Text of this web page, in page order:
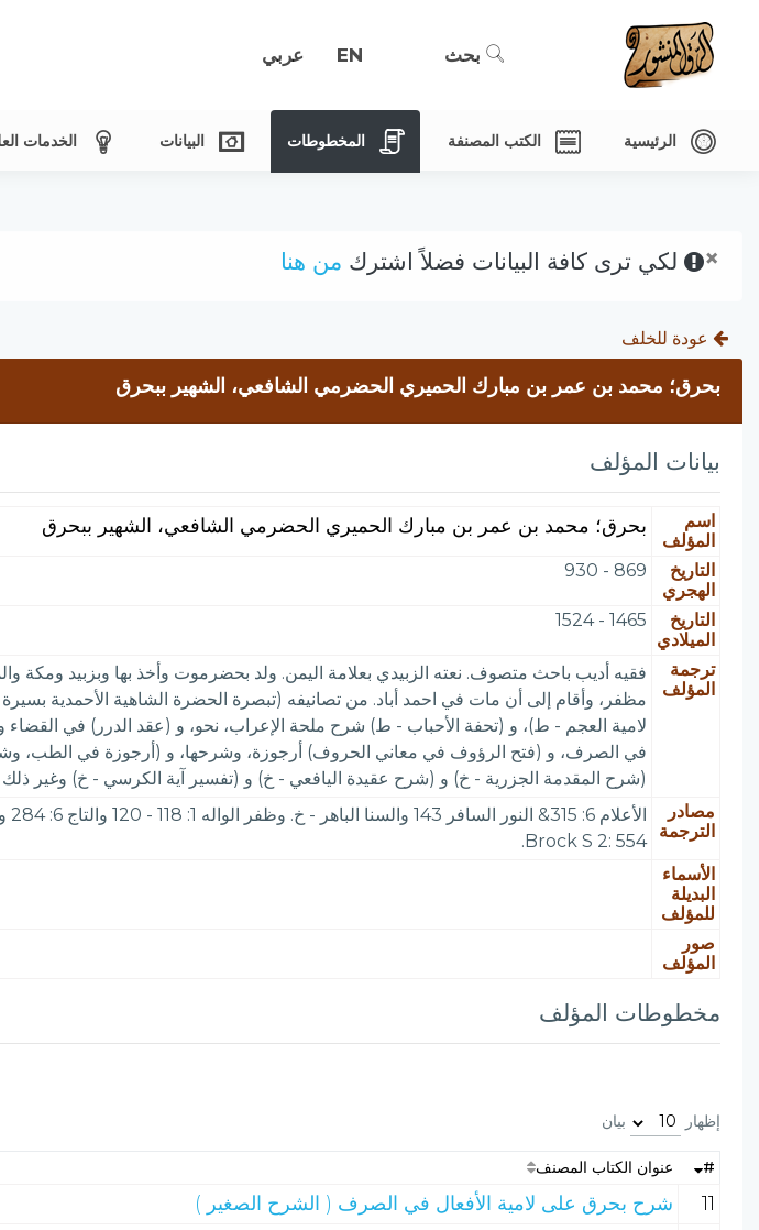
بحث EN عربي
الرئيسية الكتب المصنفة المخطوطات البيانات الخدمات
× لكي ترى كافة البيانات فضلاً اشترك من هنا
عودة للخلف
بحرق؛ محمد بن عمر بن مبارك الحميري الحضرمي الشافعي، الشهير ببحرق
بيانات المؤلف
اسم
المؤلف
بحرق؛ محمد بن عمر بن مبارك الحميري الحضرمي الشافعي، الشهير ببحرق
التاريخ
الهجري
869 - 930
التاريخ
الميلادي
1465 - 1524
ترجمة
المؤلف
فقيه أديب باحث متصوف. نعته الزبيدي بعلامة اليمن. ولد بحضرموت وأخذ بها وبزبيد ومكة
مظفر، وأقام إلى أن مات في احمد أباد. من تصانيفه (تبصرة الحضرة الشاهية الأحمدية
لامية العجم - ط)، و (تحفة الأحباب - ط) شرح ملحة الإعراب، نحو، و (عقد الدرر) في
في الصرف، و (فتح الرؤوف في معاني الحروف) أرجوزة، وشرحها، و (أرجوزة في الطب،
(شرح المقدمة الجزرية - خ) و (شرح عقيدة اليافعي - خ) و (تفسير آية الكرسي - خ) وغير
مصادر
الترجمة
Brock S 2: 554.
الأسماء
البديلة
للمؤلف
صور
المؤلف
مخطوطات المؤلف
إظهار بيان
# عنوان الكتاب المصنف
11 شرح بحرق على لامية الأفعال في الصرف ( الشرح الصغير )